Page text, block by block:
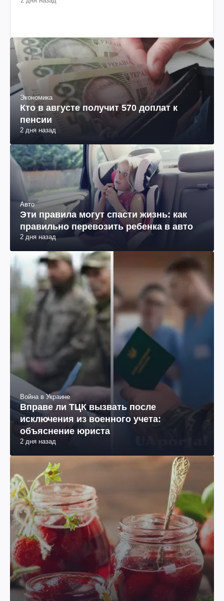
Экономика
Кто в августе получит 570 доплат к
пенсии
2 дня назад
Авто
Эти правила могут спасти жизнь: как
правильно перевозить ребенка в авто
2 дня назад
Война в Украине
Вправе ли ТЦК вызвать после
исключения из военного учета:
объяснение юриста
2 дня назад